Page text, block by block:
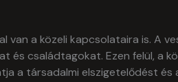
van a közeli kapcsolataira is. A
és családtagokat. Ezen felül, a
a társadalmi elszigetelődést és